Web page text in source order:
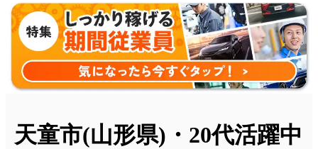
天童市(山形県)・20代活躍中